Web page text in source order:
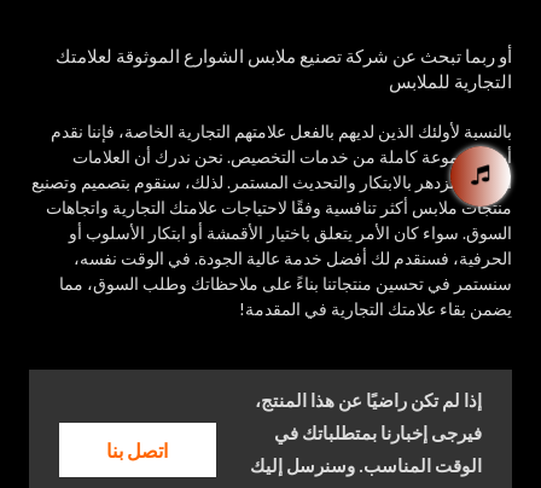
أو ربما تبحث عن شركة تصنيع ملابس الشوارع الموثوقة لعلامتك
التجارية للملابس
بالنسبة لأولئك الذين لديهم بالفعل علامتهم التجارية الخاصة، فإننا نقدم
أيضًا مجموعة كاملة من خدمات التخصيص. نحن ندرك أن العلامات
التجارية تزدهر بالابتكار والتحديث المستمر. لذلك، سنقوم بتصميم وتصنيع
منتجات ملابس أكثر تنافسية وفقًا لاحتياجات علامتك التجارية واتجاهات
السوق. سواء كان الأمر يتعلق باختيار الأقمشة أو ابتكار الأسلوب أو
الحرفية، فسنقدم لك أفضل خدمة عالية الجودة. في الوقت نفسه،
سنستمر في تحسين منتجاتنا بناءً على ملاحظاتك وطلب السوق، مما
يضمن بقاء علامتك التجارية في المقدمة!
إذا لم تكن راضيًا عن هذا المنتج،
فيرجى إخبارنا بمتطلباتك في
الوقت المناسب. وسنرسل إليك
اتصل بنا